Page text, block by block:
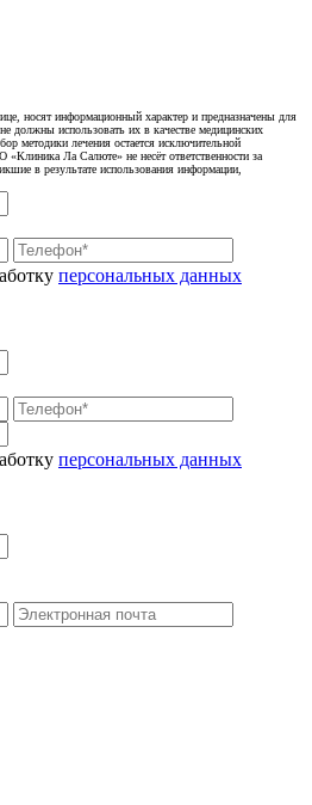
носят информационный характер и предназначены для
должны использовать их в качестве медицинских
методики лечения остается исключительной
Ла Салюте» не несёт ответственности за
в результате использования информации,
персональных данных
персональных данных